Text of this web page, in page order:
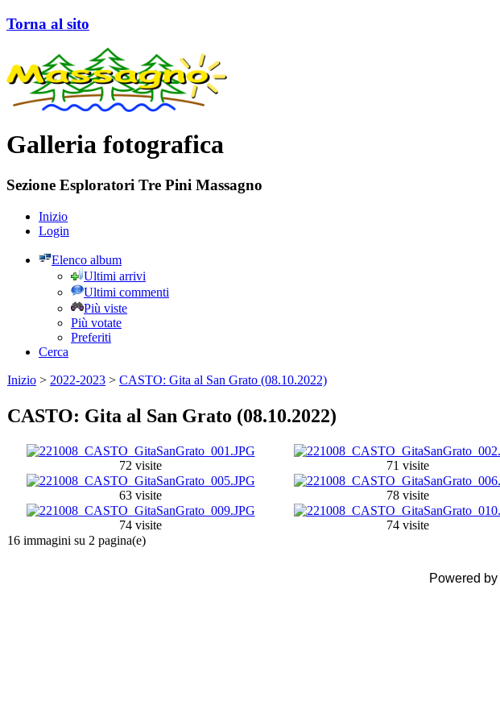
Torna al sito
Galleria fotografica
Sezione Esploratori Tre Pini Massagno
Inizio
Login
Elenco album
Ultimi arrivi
Ultimi commenti
Più viste
Più votate
Preferiti
Cerca
Inizio > 2022-2023 > CASTO: Gita al San Grato (08.10.2022)
CASTO: Gita al San Grato (08.10.2022)
72 visite 71 visite
63 visite 78 visite
74 visite 74 visite
16 immagini su 2 pagina(e)
Powered by